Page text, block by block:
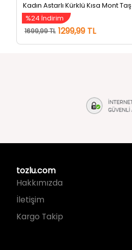
1699,99 TL 1299,99 TL
tozlu.com
İletişim
Kargo Takip